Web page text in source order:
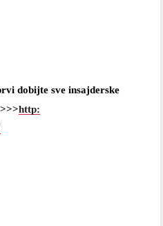
dobijte sve insajderske
http: